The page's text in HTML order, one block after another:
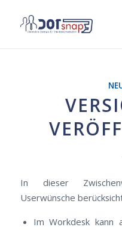
In dieser
Userwünsche
Im Workdesk